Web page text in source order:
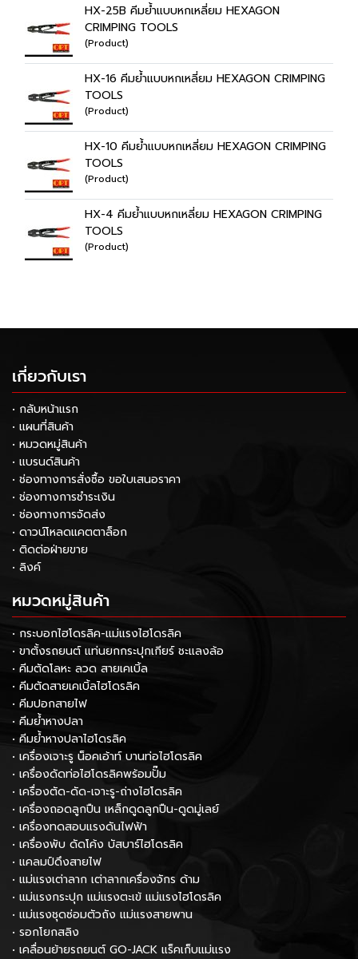
HX-25B คีมย้ำแบบหกเหลี่ยม HEXAGON
CRIMPING TOOLS
(Product)
HX-16 คีมย้ำแบบหกเหลี่ยม HEXAGON CRIMPING
TOOLS
(Product)
HX-10 คีมย้ำแบบหกเหลี่ยม HEXAGON CRIMPING
TOOLS
(Product)
HX-4 คีมย้ำแบบหกเหลี่ยม HEXAGON CRIMPING
TOOLS
(Product)
เกี่ยวกับเรา
• กลับหน้าแรก
• แผนที่สินค้า
• หมวดหมู่สินค้า
• แบรนด์สินค้า
• ช่องทางการสั่งซื้อ ขอใบเสนอราคา
• ช่องทางการชำระเงิน
• ช่องทางการจัดส่ง
• ดาวน์โหลดแคตตาล็อก
• ติดต่อฝ่ายขาย
• ลิงค์
หมวดหมู่สินค้า
• กระบอกไฮโดรลิค-แม่แรงไฮโดรลิค
• ขาตั้งรถยนต์ แท่นยกกระปุกเกียร์ ชะแลงล้อ
• คีมตัดโลหะ ลวด สายเคเบิ้ล
• คีมตัดสายเคเบิ้ลไฮโดรลิค
• คีมปอกสายไฟ
• คีมย้ำหางปลา
• คีมย้ำหางปลาไฮโดรลิค
• เครื่องเจาะรู น็อคเอ้าท์ บานท่อไฮโดรลิค
• เครื่องดัดท่อไฮโดรลิคพร้อมปั๊ม
• เครื่องตัด-ดัด-เจาะรู-ถ่างไฮโดรลิค
• เครื่องถอดลูกปืน เหล็กดูดลูกปืน-ดูดมู่เลย์
• เครื่องทดสอบแรงดันไฟฟ้า
• เครื่องพับ ดัดโค้ง บัสบาร์ไฮโดรลิค
• แคลมป์ดึงสายไฟ
• แม่แรงเต่าลาก เต่าลากเครื่องจักร ด้าม
• แม่แรงกระปุก แม่แรงตะเข้ แม่แรงไฮโดรลิค
• แม่แรงชุดซ่อมตัวถัง แม่แรงสายพาน
• รอกโยกสลิง
• เคลื่อนย้ายรถยนต์ GO-JACK แร็คเก็บแม่แรง